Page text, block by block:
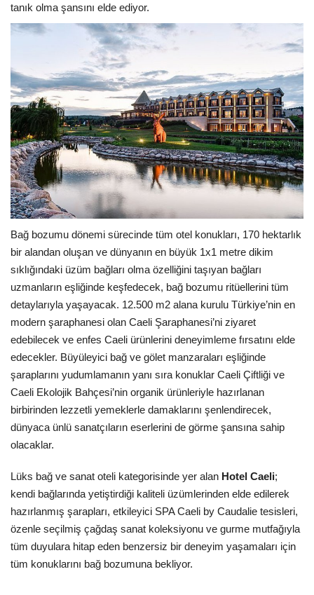
tanık olma şansını elde ediyor.
Bağ bozumu dönemi sürecinde tüm otel konukları, 170 hektarlık
bir alandan oluşan ve dünyanın en büyük 1x1 metre dikim
sıklığındaki üzüm bağları olma özelliğini taşıyan bağları
uzmanların eşliğinde keşfedecek, bağ bozumu ritüellerini tüm
detaylarıyla yaşayacak. 12.500 m2 alana kurulu Türkiye’nin en
modern şaraphanesi olan Caeli Şaraphanesi’ni ziyaret
edebilecek ve enfes Caeli ürünlerini deneyimleme fırsatını elde
edecekler. Büyüleyici bağ ve gölet manzaraları eşliğinde
şaraplarını yudumlamanın yanı sıra konuklar Caeli Çiftliği ve
Caeli Ekolojik Bahçesi’nin organik ürünleriyle hazırlanan
birbirinden lezzetli yemeklerle damaklarını şenlendirecek,
dünyaca ünlü sanatçıların eserlerini de görme şansına sahip
olacaklar.
Lüks bağ ve sanat oteli kategorisinde yer alan Hotel Caeli;
kendi bağlarında yetiştirdiği kaliteli üzümlerinden elde edilerek
hazırlanmış şarapları, etkileyici SPA Caeli by Caudalie tesisleri,
özenle seçilmiş çağdaş sanat koleksiyonu ve gurme mutfağıyla
tüm duyulara hitap eden benzersiz bir deneyim yaşamaları için
tüm konuklarını bağ bozumuna bekliyor.